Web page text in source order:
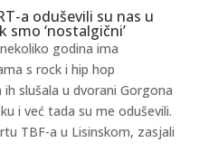
a oduševili su nas u
smo ‘nostalgični’
godina ima
s rock i hip hop
slušala u dvorani Gorgona
i već tada su me oduševili.
TBF-a u Lisinskom, zasjali